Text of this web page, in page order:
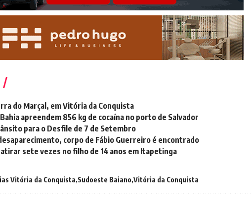
do Marçal, em Vitória da Conquista
apreendem 856 kg de cocaína no porto de Salvador
para o Desfile de 7 de Setembro
corpo de Fábio Guerreiro é encontrado
sete vezes no filho de 14 anos em Itapetinga
Vitória da Conquista Sudoeste Baiano Vitória da Conquista